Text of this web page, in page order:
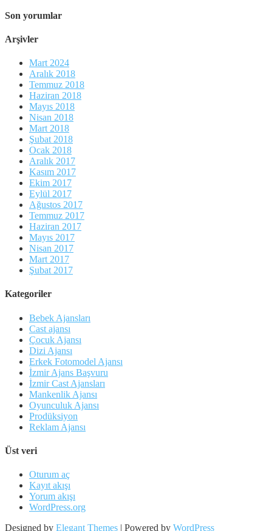
Son yorumlar
Arşivler
Mart 2024
Aralık 2018
Temmuz 2018
Haziran 2018
Mayıs 2018
Nisan 2018
Mart 2018
Şubat 2018
Ocak 2018
Aralık 2017
Kasım 2017
Ekim 2017
Eylül 2017
Ağustos 2017
Temmuz 2017
Haziran 2017
Mayıs 2017
Nisan 2017
Mart 2017
Şubat 2017
Kategoriler
Bebek Ajansları
Cast ajansı
Çocuk Ajansı
Dizi Ajansı
Erkek Fotomodel Ajansı
İzmir Ajans Başvuru
İzmir Cast Ajansları
Mankenlik Ajansı
Oyunculuk Ajansı
Prodüksiyon
Reklam Ajansı
Üst veri
Oturum aç
Kayıt akışı
Yorum akışı
WordPress.org
Designed by Elegant Themes | Powered by WordPress